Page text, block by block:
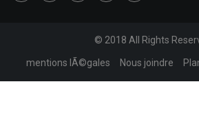
© 2018 All Rights
mentions lÃ©gales Nous joindre